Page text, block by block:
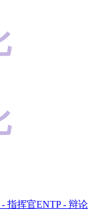
- 指挥官ENTP - 辩论